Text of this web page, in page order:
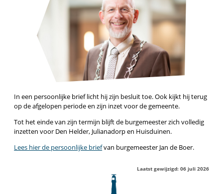
In een persoonlijke brief licht hij zijn besluit toe. Ook kijkt hij terug
op de afgelopen periode en zijn inzet voor de gemeente.
Tot het einde van zijn termijn blijft de burgemeester zich volledig
inzetten voor Den Helder, Julianadorp en Huisduinen.
Lees hier de persoonlijke briefvan burgemeester Jan de Boer.
Laatst gewijzigd: 06 juli 2026